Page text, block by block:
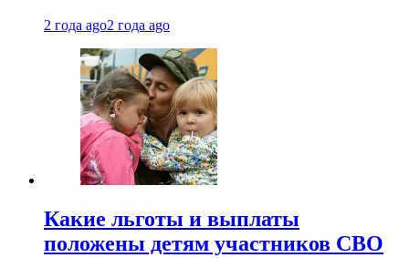
2 года ago2 года ago
Какие льготы и выплаты
положены детям участников СВО